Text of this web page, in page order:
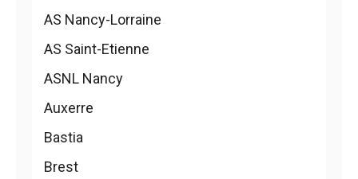
AS Nancy-Lorraine
AS Saint-Etienne
ASNL Nancy
Auxerre
Bastia
Brest